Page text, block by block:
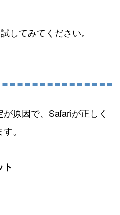
してみてください。
原因で、Safariが正しく
。
ト